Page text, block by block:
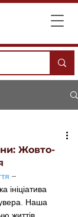
Жовто-
–
ініціатива
Наша